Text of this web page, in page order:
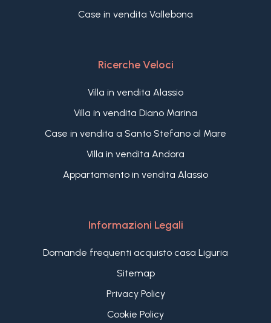
Case in vendita Vallebona
Ricerche Veloci
Villa in vendita Alassio
Villa in vendita Diano Marina
Case in vendita a Santo Stefano al Mare
Villa in vendita Andora
Appartamento in vendita Alassio
Informazioni Legali
Domande frequenti acquisto casa Liguria
Sitemap
Privacy Policy
Cookie Policy